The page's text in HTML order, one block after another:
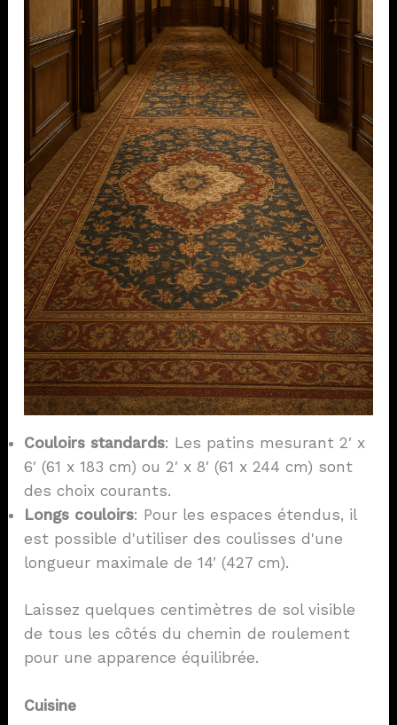
Couloirs standards: Les patins mesurant 2′ x
6′ (61 x 183 cm) ou 2′ x 8′ (61 x 244 cm) sont
des choix courants.
Longs couloirs: Pour les espaces étendus, il
est possible d'utiliser des coulisses d'une
longueur maximale de 14′ (427 cm).
Laissez quelques centimètres de sol visible
de tous les côtés du chemin de roulement
pour une apparence équilibrée.
Cuisine